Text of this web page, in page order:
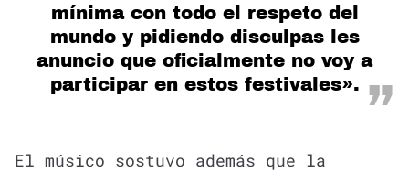
mínima con todo el respeto del
mundo y pidiendo disculpas les
anuncio que oficialmente no voy a
participar en estos festivales».
El músico sostuvo además que la